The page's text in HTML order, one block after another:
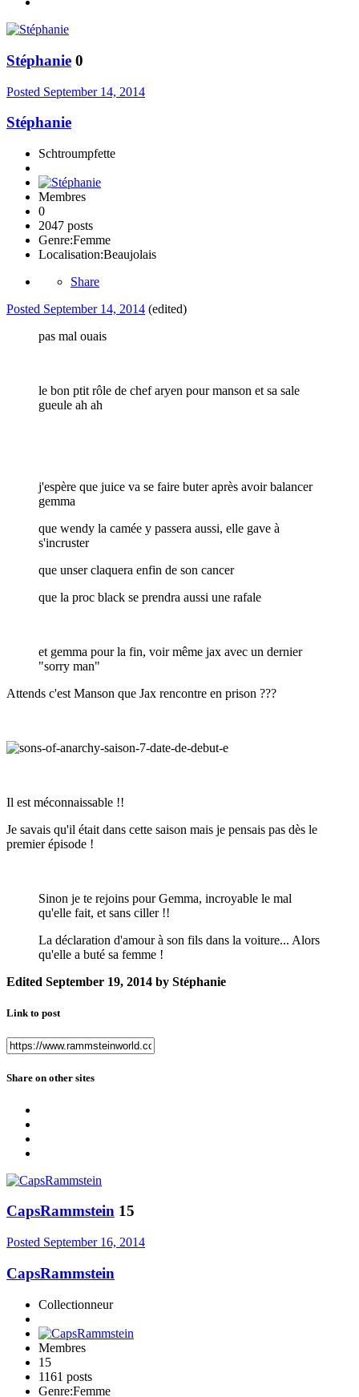
Stéphanie 0
Posted September 14, 2014
Stéphanie
Schtroumpfette
Membres
0
2047 posts
Genre:Femme
Localisation:Beaujolais
Share
Posted September 14, 2014 (edited)
pas mal ouais
le bon ptit rôle de chef aryen pour manson et sa sale
gueule ah ah
j'espère que juice va se faire buter après avoir balancer
gemma
que wendy la camée y passera aussi, elle gave à
s'incruster
que unser claquera enfin de son cancer
que la proc black se prendra aussi une rafale
et gemma pour la fin, voir même jax avec un dernier
"sorry man"
Attends c'est Manson que Jax rencontre en prison ???
Il est méconnaissable !!
Je savais qu'il était dans cette saison mais je pensais pas dès le
premier épisode !
Sinon je te rejoins pour Gemma, incroyable le mal
qu'elle fait, et sans ciller !!
La déclaration d'amour à son fils dans la voiture... Alors
qu'elle a buté sa femme !
Edited September 19, 2014 by Stéphanie
Link to post
Share on other sites
CapsRammstein 15
Posted September 16, 2014
CapsRammstein
Collectionneur
Membres
15
1161 posts
Genre:Femme